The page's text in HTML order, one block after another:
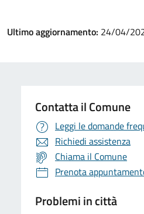
Ultimo aggiornamento: 24/04/
Contatta il Comune
Leggi le domande
Richiedi assistenza
Chiama il Comune
Prenota
Problemi in città